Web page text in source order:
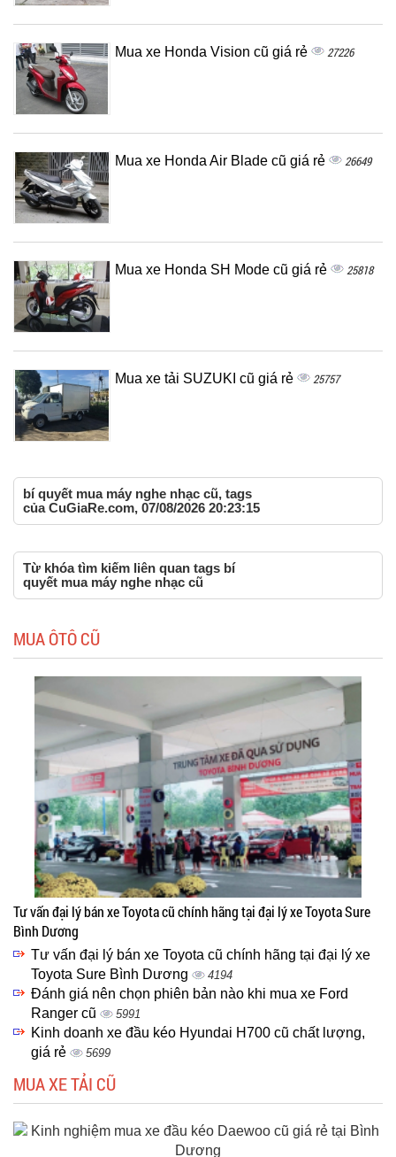
Mua xe Honda Vision cũ giá rẻ 27226
Mua xe Honda Air Blade cũ giá rẻ 26649
Mua xe Honda SH Mode cũ giá rẻ 25818
Mua xe tải SUZUKI cũ giá rẻ 25757
bí quyết mua máy nghe nhạc cũ, tags
của CuGiaRe.com, 07/08/2026 20:23:15
Từ khóa tìm kiếm liên quan tags bí
quyết mua máy nghe nhạc cũ
MUA ÔTÔ CŨ
Tư vấn đại lý bán xe Toyota cũ chính hãng tại đại lý xe Toyota Sure
Bình Dương
Tư vấn đại lý bán xe Toyota cũ chính hãng tại đại lý xe
Toyota Sure Bình Dương
4194
Đánh giá nên chọn phiên bản nào khi mua xe Ford
Ranger cũ
5991
Kinh doanh xe đầu kéo Hyundai H700 cũ chất lượng,
giá rẻ
5699
MUA XE TẢI CŨ